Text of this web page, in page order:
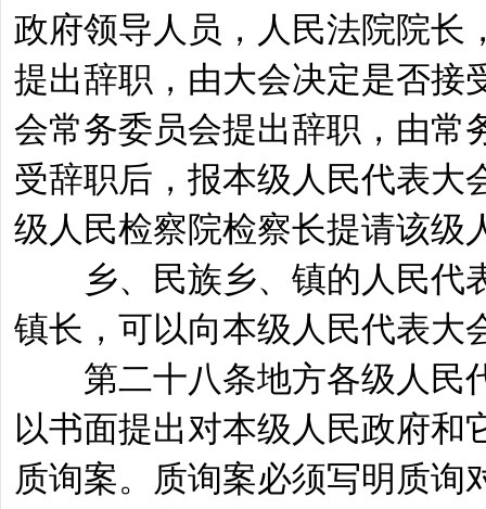
政府领导人员，人民法院院长
提出辞职，由大会决定是否接
会常务委员会提出辞职，由常
受辞职后，报本级人民代表大
级人民检察院检察长提请该级
乡、民族乡、镇的人民代表
镇长，可以向本级人民代表大
第二十八条地方各级人民代
以书面提出对本级人民政府和
质询案。质询案必须写明质询